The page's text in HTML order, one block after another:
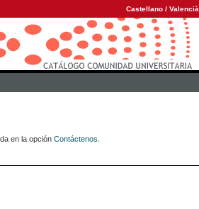
Castellano / Valencià
en la opción Contáctenos